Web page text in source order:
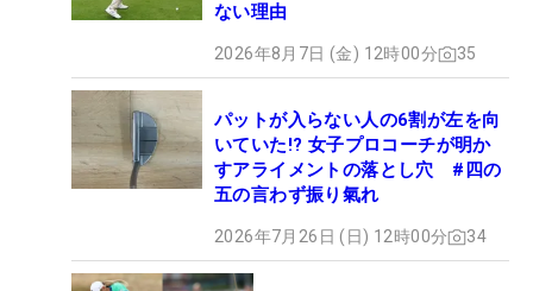
ない理由
2026年8月7日 (金) 12時00分 35
パットが入らない人の6割が左を向
いていた!? 女子プロコーチが明か
すアライメントの落とし穴 #四の
五の言わず振り氣れ
2026年7月26日 (日) 12時00分 34